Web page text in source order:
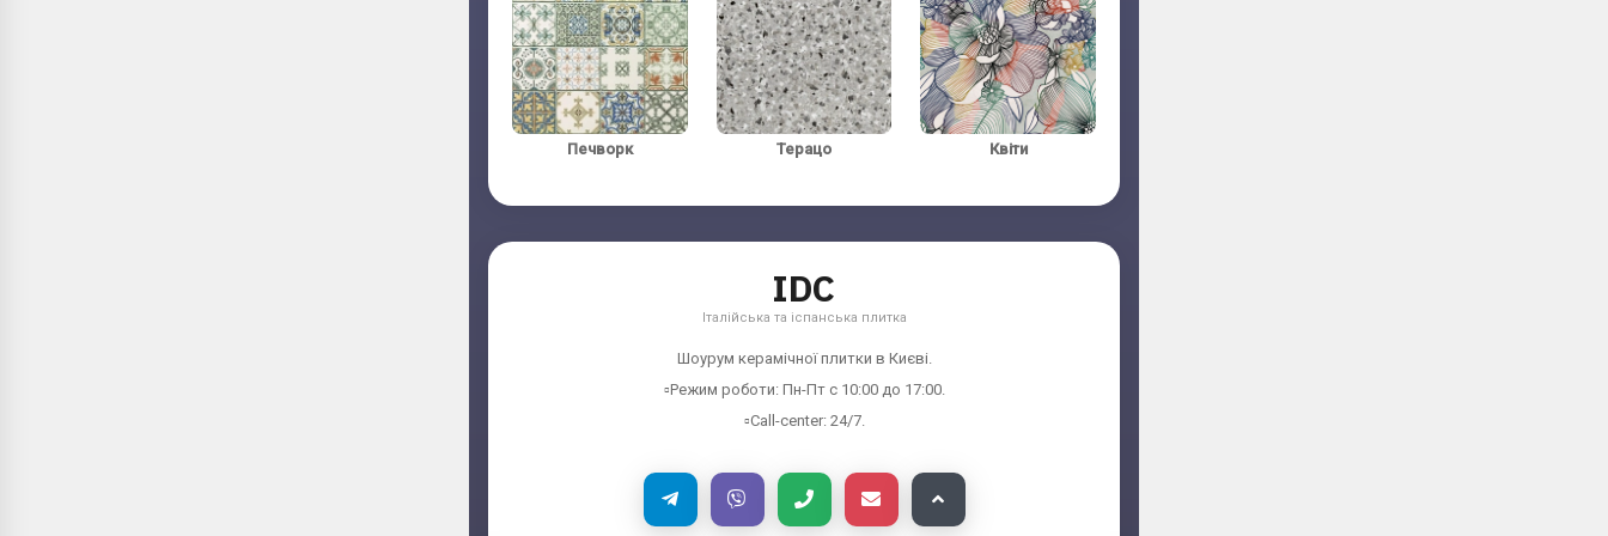
Печворк Терацо Квіти
IDC
Італійська та іспанська плитка
Шоурум керамічної плитки в Києві.
▫️Режим роботи: Пн-Пт с 10:00 до 17:00.
▫️Call-center: 24/7.